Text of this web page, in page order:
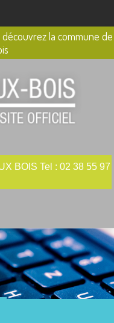
découvrez la commune de
BOIS Tel : 02 38 55 97